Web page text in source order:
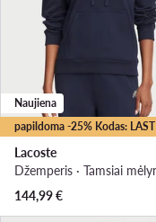
papildoma -25% Kodas: LAST
Naujiena
Lacoste
144,99€